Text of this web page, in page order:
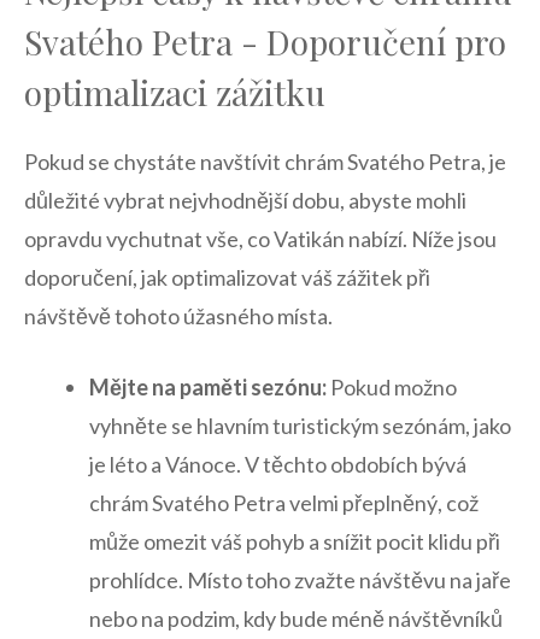
Svatého Petra ⁢- Doporučení pro
optimalizaci zážitku
Pokud ‌se ⁣chystáte navštívit chrám Svatého Petra, je
důležité vybrat nejvhodnější dobu, abyste mohli
⁢opravdu vychutnat ⁤vše,‍ co Vatikán⁣ nabízí. Níže jsou ​
doporučení, jak optimalizovat váš ‍zážitek při
návštěvě tohoto úžasného místa.
Mějte​ na paměti sezónu: Pokud možno
vyhněte se hlavním turistickým sezónám, jako
je léto⁣ a Vánoce. V ‍těchto obdobích ⁣bývá⁣
chrám ⁤Svatého Petra velmi⁢ přeplněný, což​
může ⁣omezit váš pohyb ‌a‍ snížit pocit​ klidu při
prohlídce. Místo‍ toho zvažte návštěvu ⁢na jaře
nebo na podzim, kdy‍ bude méně‍ návštěvníků ​